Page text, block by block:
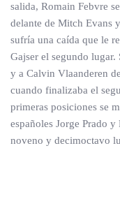
salida, Romain Febvre
delante de Mitch Evans
sufría una caída que le
Gajser el segundo
y a Calvin Vlaanderen
cuando finalizaba el
primeras posiciones se
españoles Jorge Prado
noveno y decimoctavo